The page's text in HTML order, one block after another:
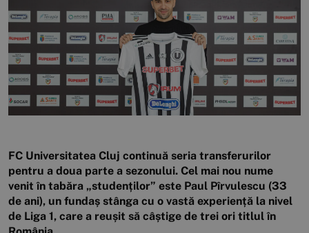
FC Universitatea Cluj continuă seria transferurilor
pentru a doua parte a sezonului. Cel mai nou nume
venit în tabăra „studenților” este Paul Pîrvulescu (33
de ani), un fundaș stânga cu o vastă experiență la nivel
de Liga 1, care a reușit să câștige de trei ori titlul în